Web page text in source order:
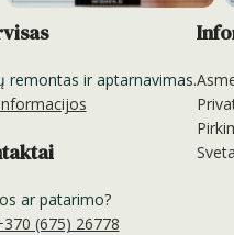
remontas ir aptarnavimas.
ar patarimo?
(675) 26778